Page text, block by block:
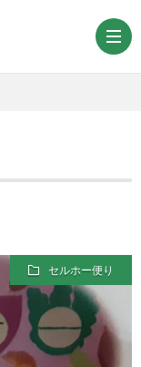
セルホー便り